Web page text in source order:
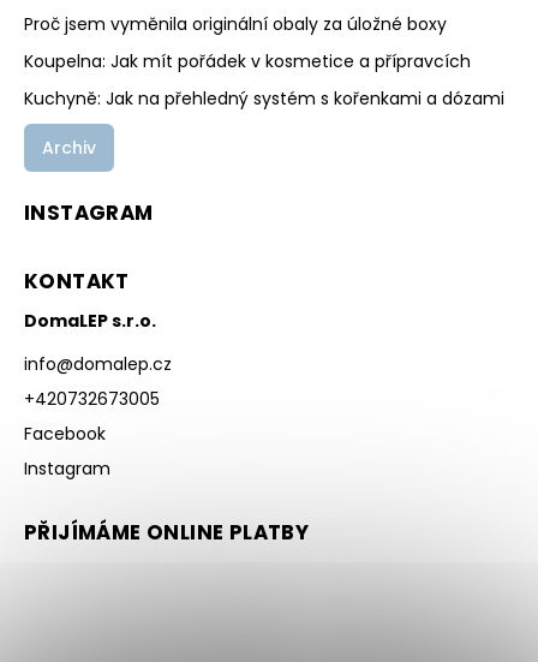
Proč jsem vyměnila originální obaly za úložné boxy
Koupelna: Jak mít pořádek v kosmetice a přípravcích
Kuchyně: Jak na přehledný systém s kořenkami a dózami
Archiv
INSTAGRAM
KONTAKT
DomaLEP s.r.o.
info@domalep.cz
+420732673005
Facebook
Instagram
PŘIJÍMÁME ONLINE PLATBY